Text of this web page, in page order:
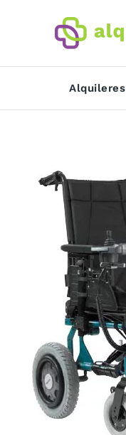
contenido
Alquileres